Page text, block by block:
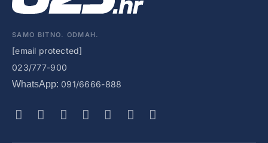
SAMO BITNO. ODMAH.
[email protected]
023/777-900
WhatsApp: 091/6666-888